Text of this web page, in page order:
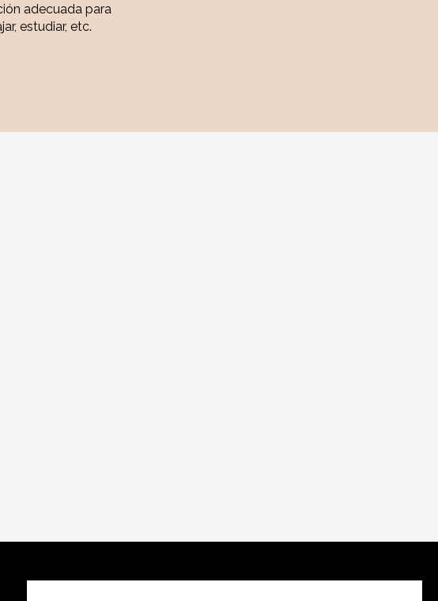
adecuada para
estudiar, etc.